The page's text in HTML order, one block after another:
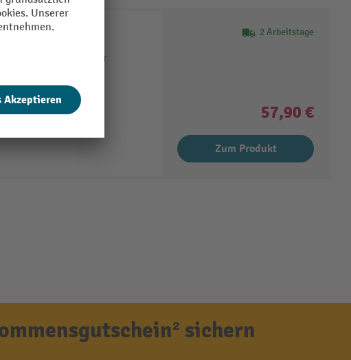
Joker
von nur 15° auch für
2 Arbeitstage
57,90 €
Zum Produkt
sichern